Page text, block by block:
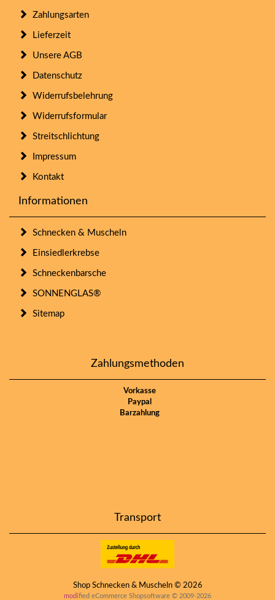
Zahlungsarten
Lieferzeit
Unsere AGB
Datenschutz
Widerrufsbelehrung
Widerrufsformular
Streitschlichtung
Impressum
Kontakt
Informationen
Schnecken & Muscheln
Einsiedlerkrebse
Schneckenbarsche
SONNENGLAS®
Sitemap
Zahlungsmethoden
Vorkasse
Paypal
Barzahlung
Transport
Shop Schnecken & Muscheln © 2026
modified eCommerce Shopsoftware © 2009-2026